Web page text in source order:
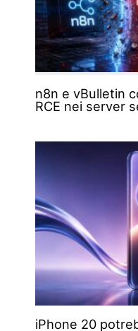
n8n e vBulletin
RCE nei server
iPhone 20